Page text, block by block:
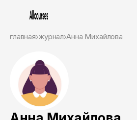
главная журнал Анна Михайлова
Ассистент
Привет! Я Ваш карьерный
курсы, которые соответствует
целям.
Пожалуйста, ответьте на
чтобы начать.